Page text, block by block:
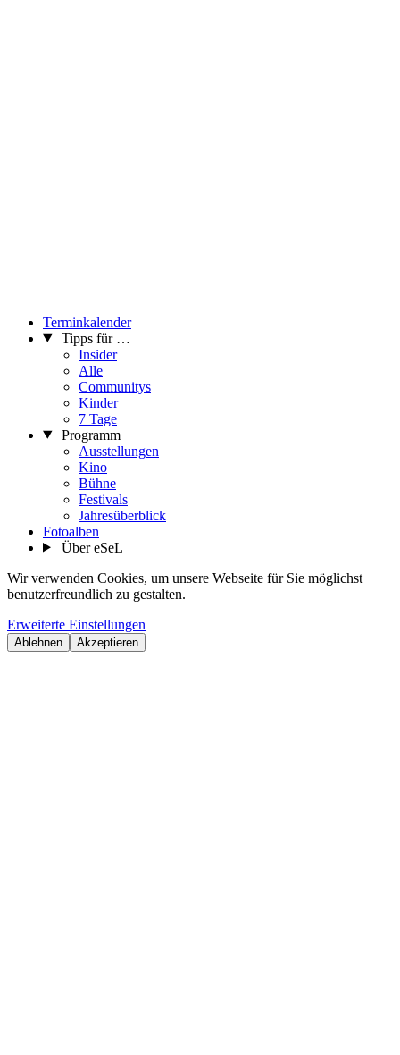
Terminkalender
Tipps für …
Insider
Alle
Communitys
Kinder
7 Tage
Programm
Ausstellungen
Kino
Bühne
Festivals
Jahresüberblick
Fotoalben
Über eSeL
Wir verwenden Cookies, um unsere Webseite für Sie möglichst
benutzerfreundlich zu gestalten.
Erweiterte Einstellungen
Ablehnen Akzeptieren